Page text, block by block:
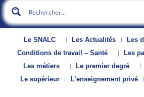
Le SNALC Les Actualités
Les
Conditions de travail – Santé
Les
Les métiers
Le premier degré
Le supérieur
L’enseignement privé